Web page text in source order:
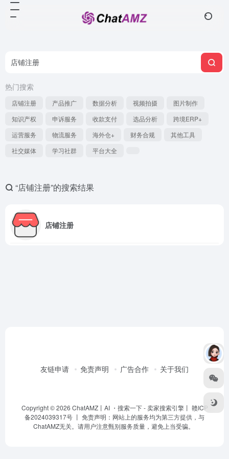
热门搜索
店铺注册 产品推广 数据分析 视频拍摄
图片制作
知识产权
申诉服务 收款支付 选品分析
跨境ERP+
运营服务
物流服务 海外仓+ 财务合规
其他工具
社交媒体
学习社群 平台大全
“店铺注册”的搜索结果
店铺注册
友链申请 免责声明 广告合作 关于我们
Copyright © 2026 ChatAMZ丨AI ・搜索一下 - 卖家搜索引擎丨 赣ICP
备2024039317号 丨 免责声明：网站上的服务均为第三方提供，与
ChatAMZ无关。请用户注意甄别服务质量，避免上当受骗。